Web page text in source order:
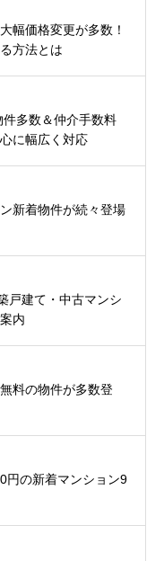
幅価格変更が多数！
方法とは
件多数＆仲介手数料
に幅広く対応
新着物件が続々登場
戸建て・中古マンシ
内
料の物件が多数登
円の新着マンション9